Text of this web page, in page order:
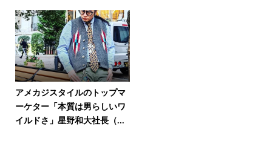
アメカジスタイルのトップマ
ーケター「本質は男らしいワ
イルドさ」星野和大社長（...